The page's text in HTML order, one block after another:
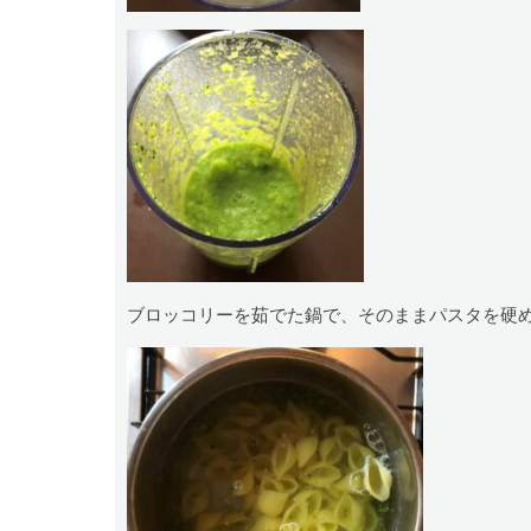
ブロッコリーを茹でた鍋で、そのままパスタを硬